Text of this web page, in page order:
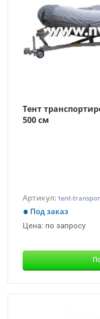
Тент
500 см
Артикул: tent-
Под заказ
Цена: по запросу